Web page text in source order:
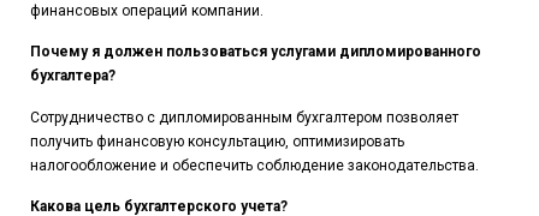
финансовых операций компании.
Почему я должен пользоваться услугами дипломированного
бухгалтера?
Сотрудничество с дипломированным бухгалтером позволяет
получить финансовую консультацию, оптимизировать
налогообложение и обеспечить соблюдение законодательства.
Какова цель бухгалтерского учета?